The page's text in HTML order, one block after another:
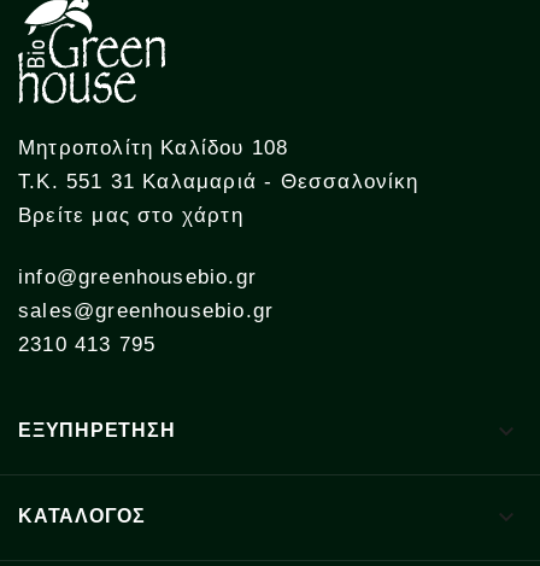
Μητροπολίτη Καλίδου 108
Τ.Κ. 551 31 Καλαμαριά - Θεσσαλονίκη
Βρείτε μας στο χάρτη
info@greenhousebio.gr
sales@greenhousebio.gr
2310 413 795
ΕΞΥΠΗΡΕΤΗΣΗ 
ΚΑΤΑΛΟΓΟΣ 